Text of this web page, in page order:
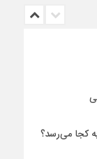
کجا می‌رسد؟